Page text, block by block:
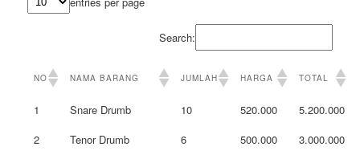
Search:
NO NAMA BARANG JUMLAH HARGA TOTAL
1 Snare Drumb 10 520.000
5.200.000
2
Tenor Drumb 6 500.000 3.000.000